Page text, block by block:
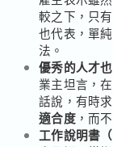
較之下，只
也代表，單
法。
優秀的人才
業主坦言，
話說，有時
適合度，而
工作說明書